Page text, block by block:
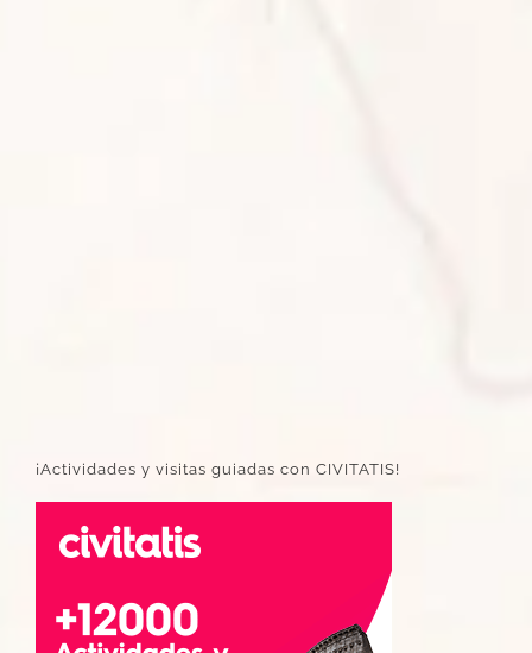
¡Actividades y visitas guiadas con CIVITATIS!